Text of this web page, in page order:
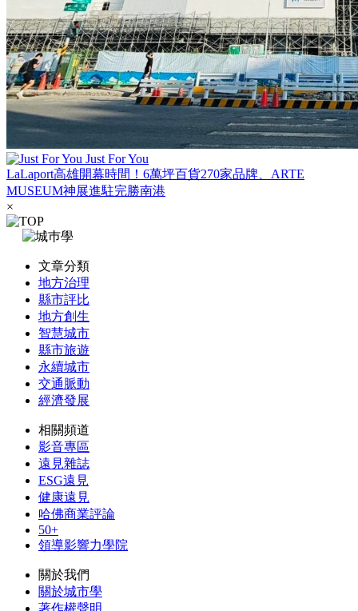
Just For You
LaLaport高雄開幕時間！6萬坪百貨270家品牌、ARTE
MUSEUM神展進駐完勝南港
×
文章分類
地方治理
縣市評比
地方創生
智慧城市
縣市旅遊
永續城市
交通脈動
經濟發展
相關頻道
影音專區
遠見雜誌
ESG遠見
健康遠見
哈佛商業評論
50+
領導影響力學院
關於我們
關於城市學